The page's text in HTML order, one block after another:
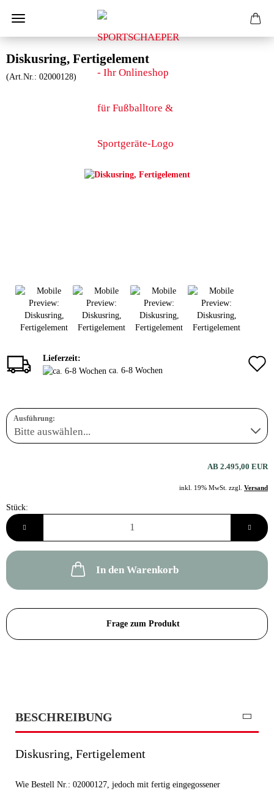
Diskusring, Fertigelement
(Art.Nr.: 02000128)
Lieferzeit:
ca. 6-8 Wochen
Ausführung:
AB 2.495,00 EUR
inkl. 19% MwSt. zzgl. Versand
Stück:
Stück
In den Warenkorb
Frage zum Produkt
BESCHREIBUNG
Diskusring, Fertigelement
Wie Bestell Nr.: 02000127, jedoch mit fertig eingegossener